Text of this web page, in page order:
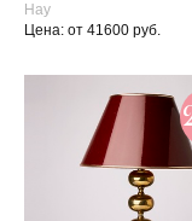
Hay
Цена: от 41600 руб.